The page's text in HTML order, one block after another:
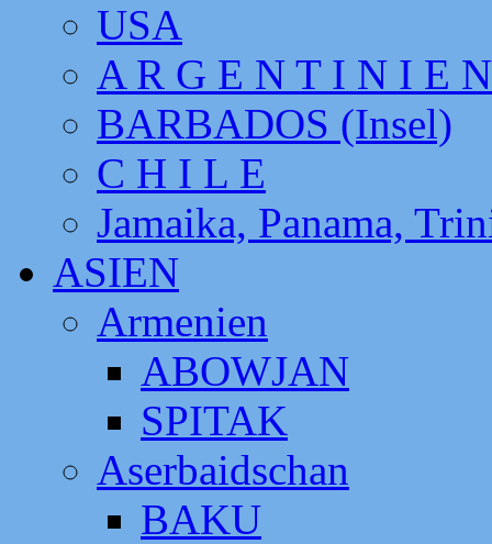
USA
A R G E N T I N I E N
BARBADOS (Insel)
C H I L E
Jamaika, Panama,
ASIEN
Armenien
ABOWJAN
SPITAK
Aserbaidschan
BAKU